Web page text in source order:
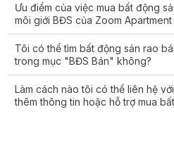
Ưu điểm của việc mua bất động
môi giới BĐS của Zoom Apartment
Tôi có thể tìm bất động sản rao
trong mục "BĐS Bán" không?
Làm cách nào tôi có thể liên hệ
thêm thông tin hoặc hỗ trợ mua